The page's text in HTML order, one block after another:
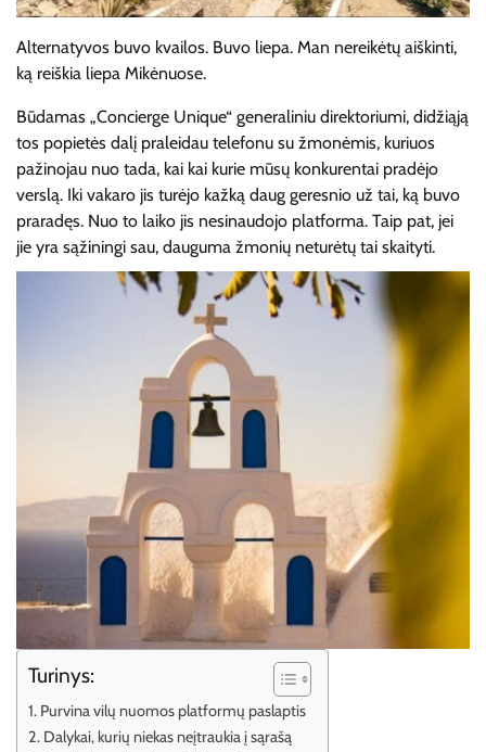
Alternatyvos buvo kvailos. Buvo liepa. Man nereikėtų aiškinti,
ką reiškia liepa Mikėnuose.
Būdamas „Concierge Unique“ generaliniu direktoriumi, didžiąją
tos popietės dalį praleidau telefonu su žmonėmis, kuriuos
pažinojau nuo tada, kai kai kurie mūsų konkurentai pradėjo
verslą. Iki vakaro jis turėjo kažką daug geresnio už tai, ką buvo
praradęs. Nuo to laiko jis nesinaudojo platforma. Taip pat, jei
jie yra sąžiningi sau, dauguma žmonių neturėtų tai skaityti.
Turinys:
Purvina vilų nuomos platformų paslaptis
Dalykai, kurių niekas neįtraukia į sąrašą